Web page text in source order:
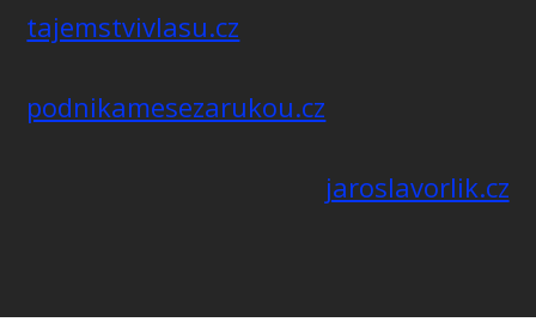
tajemstvivlasu.cz
podnikamesezarukou.cz
jaroslavorlik.cz